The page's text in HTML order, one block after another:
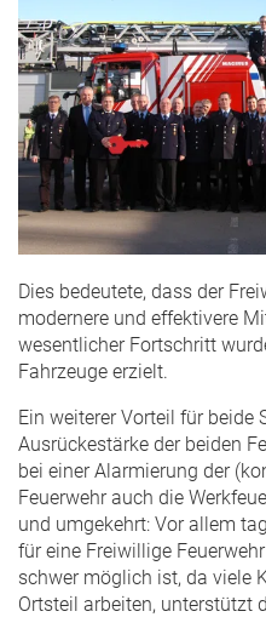
Dies bedeutete, dass der
modernere und effektivere
wesentlicher Fortschritt
Fahrzeuge erzielt.
Ein weiterer Vorteil für beide
Ausrückestärke der beiden
bei einer Alarmierung der
Feuerwehr auch die
und umgekehrt: Vor allem
für eine Freiwillige
schwer möglich ist, da viele
Ortsteil arbeiten, unterstützt